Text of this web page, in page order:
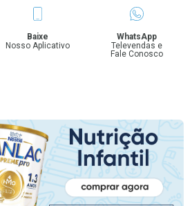
Baixe
Nosso Aplicativo
WhatsApp
Televendas e
Fale Conosco